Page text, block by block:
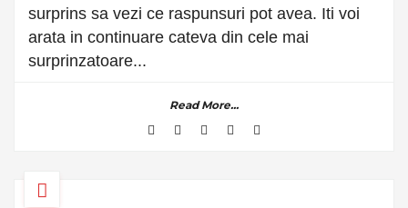
surprins sa vezi ce raspunsuri pot avea. Iti voi
arata in continuare cateva din cele mai
surprinzatoare...
Read More...